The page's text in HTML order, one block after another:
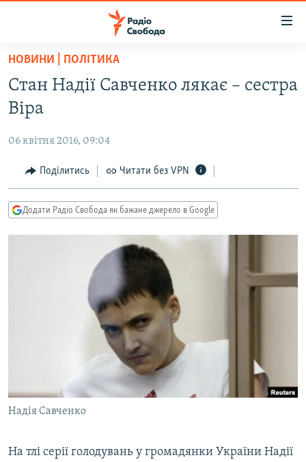
Перейти
основного
матеріалу
Перейти
до
навігації
Перейти
до
ВСЕ ЗА ДОБУ
СТАТТІ
ПОЛІТИКА
ЕКОНОМІКА
КУЛЬТУРА
ВІЙНА
РОСІЙСЬКА «ФІЛЬТРАЦІЯ»
КРИМ.РЕАЛІЇ
КИТАЙ.ВИКЛИКИ
ПОДКАСТИ
РУС
НОВИНИ | ПОЛІТИКА
Стан Надії Савченко лякає – сестра
Віра
06 квітня 2016, 09:04
Поділитись Читати без VPN
Додати Радіо Свобода як бажане джерело в Google
Надія Савченко
На тлі серії голодувань у громадянки України Надії